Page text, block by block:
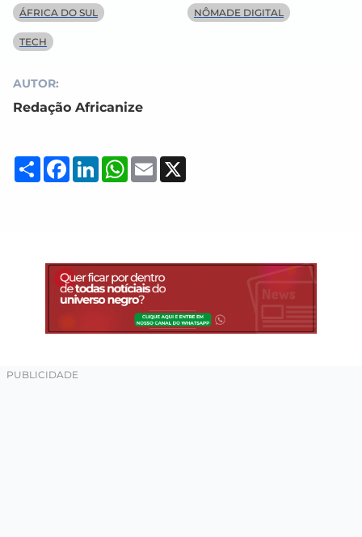
ÁFRICA DO SUL NÔMADE DIGITAL
TECH
AUTOR:
Redação Africanize
Compartilhar
Facebook
LinkedInWhatsApp
Email